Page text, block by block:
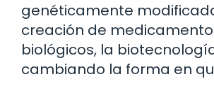
genéticamente
creación de
biológicos, la
cambiando la forma en